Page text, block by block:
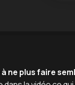
ne plus faire